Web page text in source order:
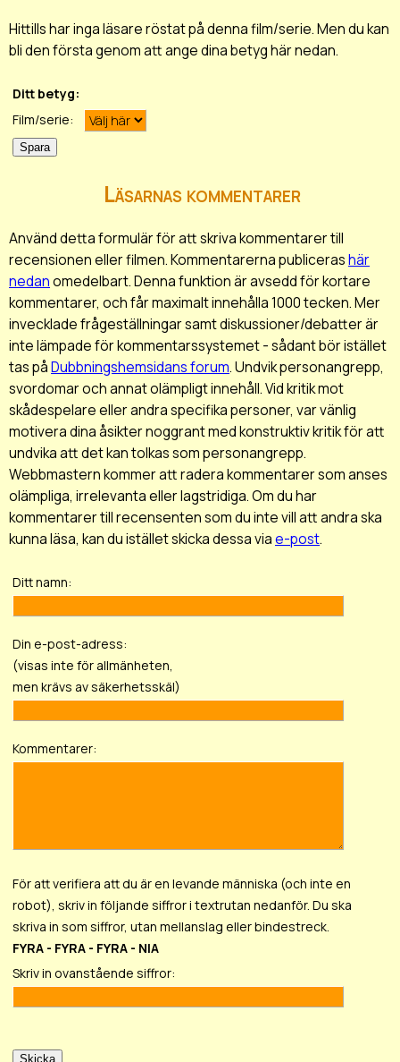
Hittills har inga läsare röstat på denna film/serie. Men du kan
bli den första genom att ange dina betyg här nedan.
Ditt betyg:
Film/serie:
Läsarnas kommentarer
Använd detta formulär för att skriva kommentarer till
recensionen eller filmen. Kommentarerna publicerashär
nedanomedelbart. Denna funktion är avsedd för kortare
kommentarer, och får maximalt innehålla 1000 tecken. Mer
invecklade frågeställningar samt diskussioner/debatter är
inte lämpade för kommentarssystemet - sådant bör istället
tas påDubbningshemsidans forum. Undvik personangrepp,
svordomar och annat olämpligt innehåll. Vid kritik mot
skådespelare eller andra specifika personer, var vänlig
motivera dina åsikter noggrant med konstruktiv kritik för att
undvika att det kan tolkas som personangrepp.
Webbmastern kommer att radera kommentarer som anses
olämpliga, irrelevanta eller lagstridiga. Om du har
kommentarer till recensenten som du inte vill att andra ska
kunna läsa, kan du istället skicka dessa viae-post.
Ditt namn:
Din e-post-adress:
(visas inte för allmänheten,
men krävs av säkerhetsskäl)
Kommentarer:
För att verifiera att du är en levande människa (och inte en
robot), skriv in följande siffror i textrutan nedanför. Du ska
skriva in som siffror, utan mellanslag eller bindestreck.
FYRA - FYRA - FYRA - NIA
Skriv in ovanstående siffror: